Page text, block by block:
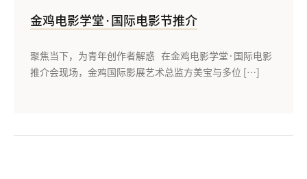
金鸡电影学堂·国际电影节推介
聚焦当下，为青年创作者解惑 在金鸡电影学堂·国际电影
推介会现场，金鸡国际影展艺术总监方美宝与多位 […]